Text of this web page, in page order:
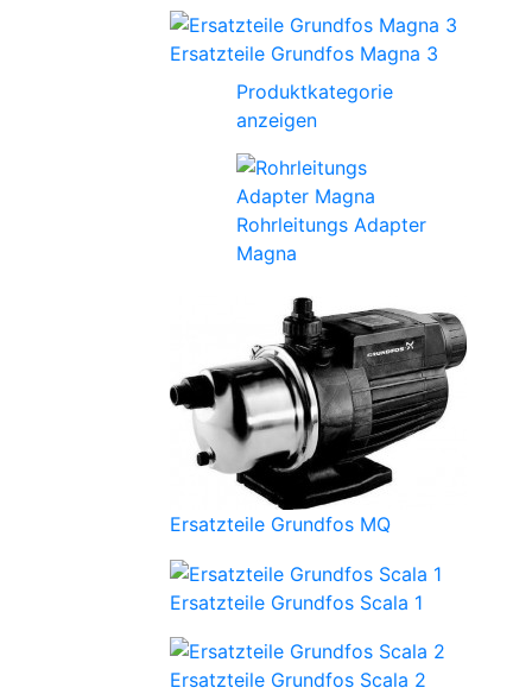
Ersatzteile Grundfos Magna 3
Produktkategorie
anzeigen
Rohrleitungs Adapter
Magna
Ersatzteile Grundfos MQ
Ersatzteile Grundfos Scala 1
Ersatzteile Grundfos Scala 2